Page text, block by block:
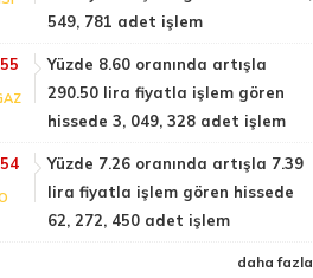
549, 781 adet işlem
Yüzde 8.60 oranında artışla
290.50 lira fiyatla işlem gören
hissede 3, 049, 328 adet işlem
Yüzde 7.26 oranında artışla 7.39
lira fiyatla işlem gören hissede
62, 272, 450 adet işlem
daha fazla